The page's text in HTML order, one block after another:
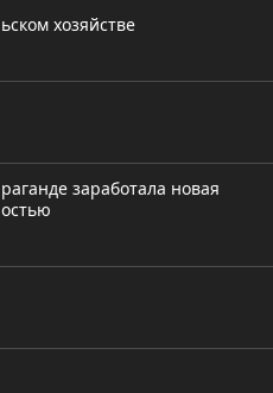
хозяйстве
заработала новая